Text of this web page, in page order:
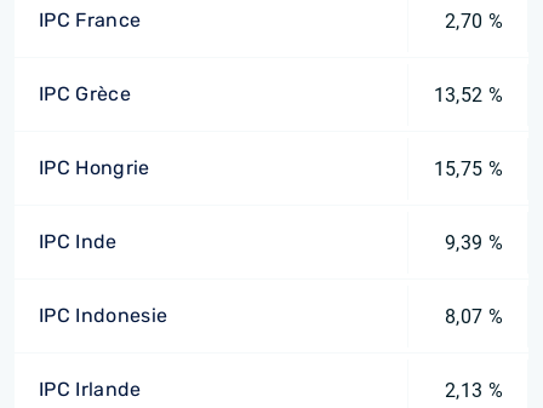
IPC France 2,70 %
IPC Grèce 13,52 %
IPC Hongrie 15,75 %
IPC Inde 9,39 %
IPC Indonesie 8,07 %
IPC Irlande 2,13 %